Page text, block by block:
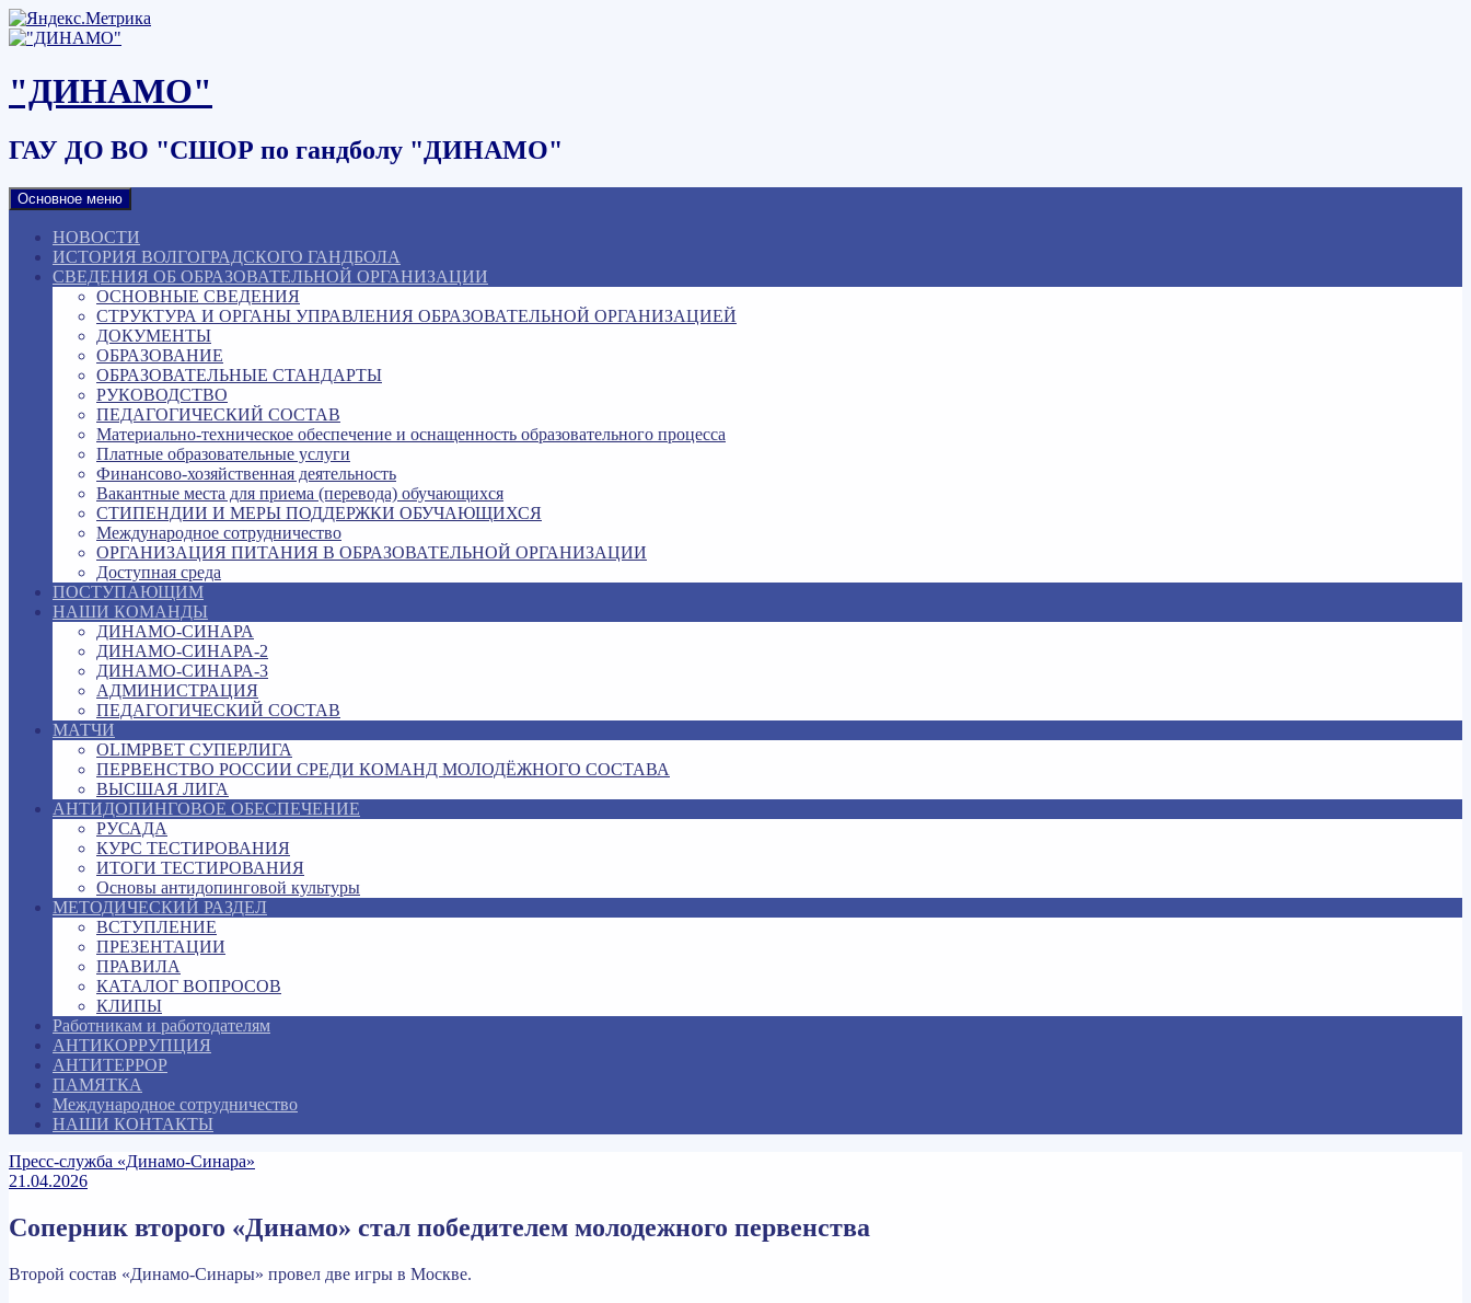
Наверх
"ДИНАМО"
ГАУ ДО ВО "СШОР по гандболу "ДИНАМО"
Основное меню
НОВОСТИ
ИСТОРИЯ ВОЛГОГРАДСКОГО ГАНДБОЛА
СВЕДЕНИЯ ОБ ОБРАЗОВАТЕЛЬНОЙ ОРГАНИЗАЦИИ
ОСНОВНЫЕ СВЕДЕНИЯ
СТРУКТУРА И ОРГАНЫ УПРАВЛЕНИЯ ОБРАЗОВАТЕЛЬНОЙ ОРГАНИЗАЦИЕЙ
ДОКУМЕНТЫ
ОБРАЗОВАНИЕ
ОБРАЗОВАТЕЛЬНЫЕ СТАНДАРТЫ
РУКОВОДСТВО
ПЕДАГОГИЧЕСКИЙ СОСТАВ
Материально-техническое обеспечение и оснащенность образовательного процесса
Платные образовательные услуги
Финансово-хозяйственная деятельность
Вакантные места для приема (перевода) обучающихся
СТИПЕНДИИ И МЕРЫ ПОДДЕРЖКИ ОБУЧАЮЩИХСЯ
Международное сотрудничество
ОРГАНИЗАЦИЯ ПИТАНИЯ В ОБРАЗОВАТЕЛЬНОЙ ОРГАНИЗАЦИИ
Доступная среда
ПОСТУПАЮЩИМ
НАШИ КОМАНДЫ
ДИНАМО-СИНАРА
ДИНАМО-СИНАРА-2
ДИНАМО-СИНАРА-3
АДМИНИСТРАЦИЯ
ПЕДАГОГИЧЕСКИЙ СОСТАВ
МАТЧИ
OLIMPBET СУПЕРЛИГА
ПЕРВЕНСТВО РОССИИ СРЕДИ КОМАНД МОЛОДЁЖНОГО СОСТАВА
ВЫСШАЯ ЛИГА
АНТИДОПИНГОВОЕ ОБЕСПЕЧЕНИЕ
РУСАДА
КУРС ТЕСТИРОВАНИЯ
ИТОГИ ТЕСТИРОВАНИЯ
Основы антидопинговой культуры
МЕТОДИЧЕСКИЙ РАЗДЕЛ
ВСТУПЛЕНИЕ
ПРЕЗЕНТАЦИИ
ПРАВИЛА
КАТАЛОГ ВОПРОСОВ
КЛИПЫ
Работникам и работодателям
АНТИКОРРУПЦИЯ
АНТИТЕРРОР
ПАМЯТКА
Международное сотрудничество
НАШИ КОНТАКТЫ
Пресс-служба «Динамо-Синара»
21.04.2026
Соперник второго «Динамо» стал победителем молодежного первенства
Второй состав «Динамо-Синары» провел две игры в Москве.